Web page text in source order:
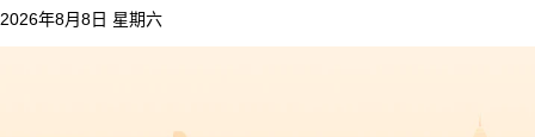
2026年8月8日 星期六